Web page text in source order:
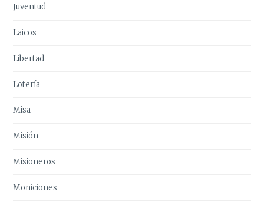
Juventud
Laicos
Libertad
Lotería
Misa
Misión
Misioneros
Moniciones